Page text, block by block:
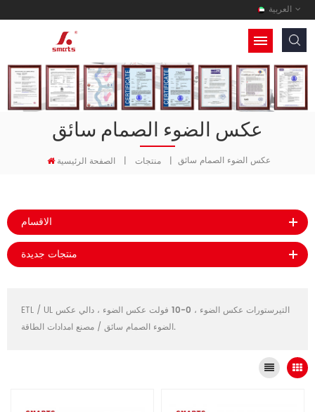
العربية
عكس الضوء الصمام سائق
الصفحة الرئيسية | منتجات | عكس الضوء الصمام سائق
الاقسام
منتجات جديدة
ETL / UL التيرستورات عكس الضوء ، ، دالي عكس
الضوء الصمام سائق / مصنع امدادات الطاقة.